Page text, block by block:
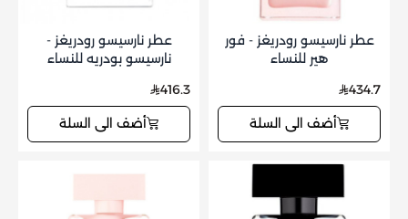
عطر نارسيسو رودريغز - فور
هير للنساء
434.7
أضف الى السلة
عطر نارسيسو رودريغز -
نارسيسو بودريه للنساء
416.3
أضف الى السلة